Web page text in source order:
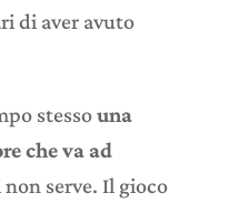
di aver avuto
stessouna
che va ad
serve. Il gioco